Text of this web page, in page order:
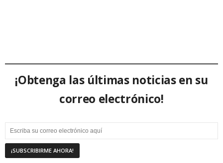
¡Obtenga las últimas noticias en su
correo electrónico!